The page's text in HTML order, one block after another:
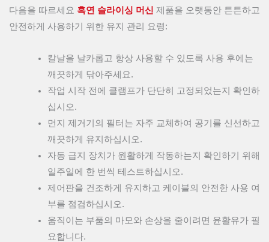
다음을 따르세요 흑연 슬라이싱 머신 제품을 오랫동안 튼튼하고
안전하게 사용하기 위한 유지 관리 요령:
칼날을 날카롭고 항상 사용할 수 있도록 사용 후에는
깨끗하게 닦아주세요.
작업 시작 전에 클램프가 단단히 고정되었는지 확인하
십시오.
먼지 제거기의 필터는 자주 교체하여 공기를 신선하고
깨끗하게 유지하십시오.
자동 급지 장치가 원활하게 작동하는지 확인하기 위해
일주일에 한 번씩 테스트하십시오.
제어판을 건조하게 유지하고 케이블의 안전한 사용 여
부를 점검하십시오.
움직이는 부품의 마모와 손상을 줄이려면 윤활유가 필
요합니다.